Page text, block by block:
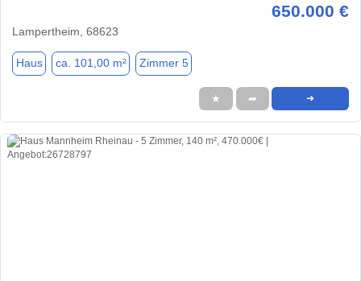
650.000 €
Lampertheim, 68623
Haus ca. 101,00 m² Zimmer 5
★ ➦ ➜